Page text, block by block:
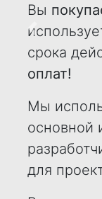
Вы
срока
оплат!
Мы
основной
для
Назад